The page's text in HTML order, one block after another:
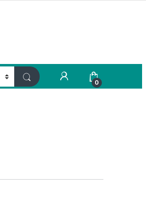
My Account
0